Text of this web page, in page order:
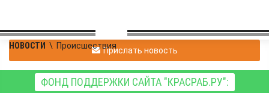
НОВОСТИ \ ПроисшествияПрислать новость
ФОНД ПОДДЕРЖКИ САЙТА "КРАСРАБ.РУ":